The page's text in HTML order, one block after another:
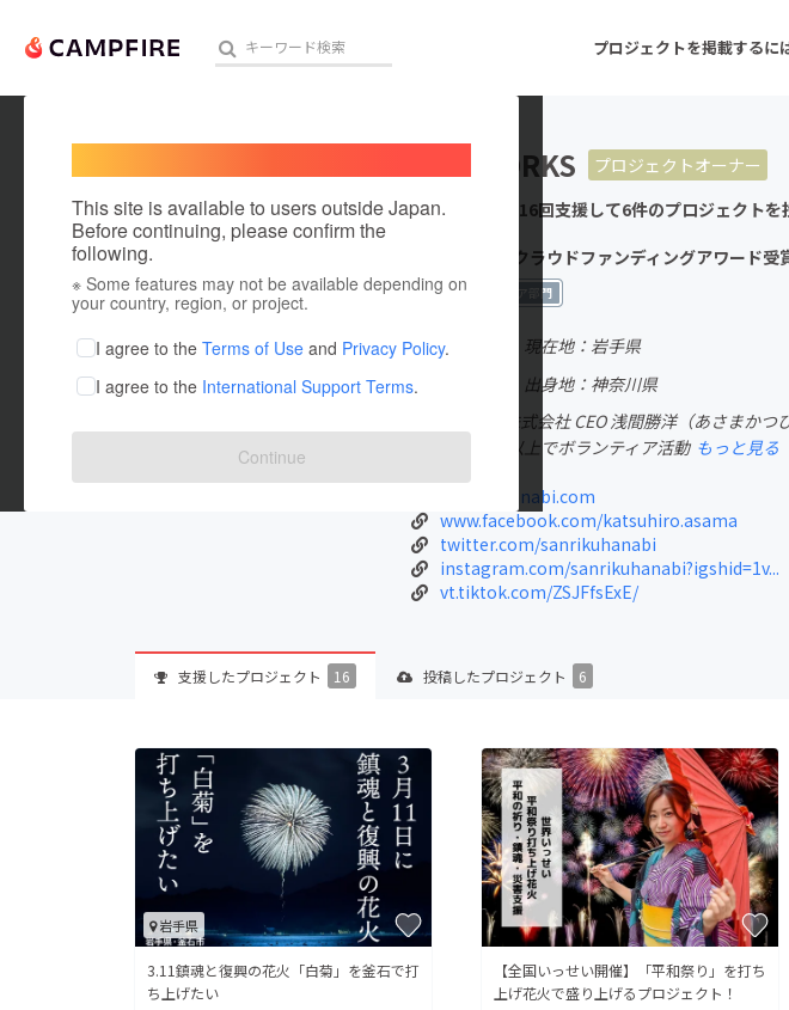
プロジェクトを掲載するに
人気のプロジェクト 注目のリターン 注目の新着プロ
アート・写真
テクノロジー・ガジェット
ゲーム・サービス開発
映像・映画
書籍・雑誌出版
ビジネス・起業
チャレンジ
まちづくり・地域活性化
CAMPFIRE for Social
CAMPFIREふるさと納税
This site is available to users outside Japan.
Before continuing, please confirm the
following.
※ Some features may not be available depending on
your country, region, or project.
I agree to the Terms of Use and Privacy Policy.
I agree to the International Support Terms.
Continue
FIREWORKS
プロジェクトオーナー
これまでに16回支援して6件のプロジェクトを
CAMPFIREクラウドファンディングアワード受
2021 東北エリア部門
在住国：日本
現在地：岩手県
出身国：日本
出身地：神奈川県
FIREWORKS株式会社 CEO 浅間勝洋（あさま
延べ400箇所以上でボランティア活動 もっと見る
sanrikuhanabi.com
www.facebook.com/katsuhiro.asama
twitter.com/sanrikuhanabi
instagram.com/sanrikuhanabi?igshid=1v...
vt.tiktok.com/ZSJFfsExE/
支援したプロジェクト 16 投稿したプロジェクト 6
岩手県
3.11鎮魂と復興の花火「白菊」を釜石で打
ち上げたい
【全国いっせい開催】「平和祭り」を打ち
上げ花火で盛り上げるプロジェクト！